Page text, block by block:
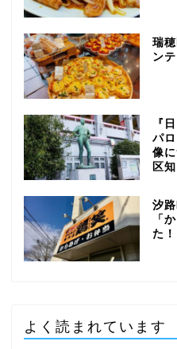
瑞
ン
『
パ
像
区
汐
「
た！
よく読まれています